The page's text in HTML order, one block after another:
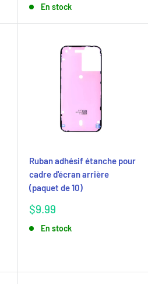
En stock
Ruban adhésif étanche pour
cadre d'écran arrière
(paquet de 10)
Prix
$9.99
En stock